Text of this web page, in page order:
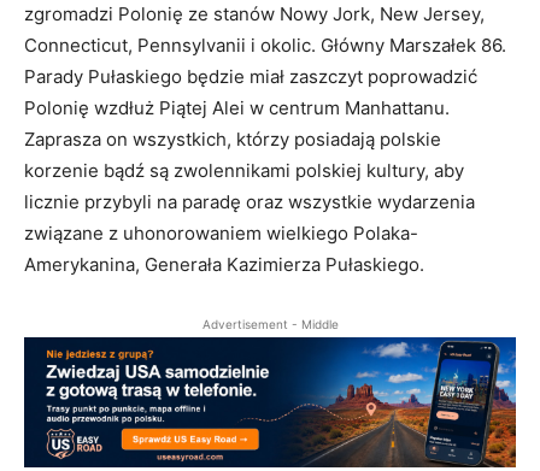
zgromadzi Polonię ze stanów Nowy Jork, New Jersey,
Connecticut, Pennsylvanii i okolic. Główny Marszałek 86.
Parady Pułaskiego będzie miał zaszczyt poprowadzić
Polonię wzdłuż Piątej Alei w centrum Manhattanu.
Zaprasza on wszystkich, którzy posiadają polskie
korzenie bądź są zwolennikami polskiej kultury, aby
licznie przybyli na paradę oraz wszystkie wydarzenia
związane z uhonorowaniem wielkiego Polaka-
Amerykanina, Generała Kazimierza Pułaskiego.
Advertisement - Middle